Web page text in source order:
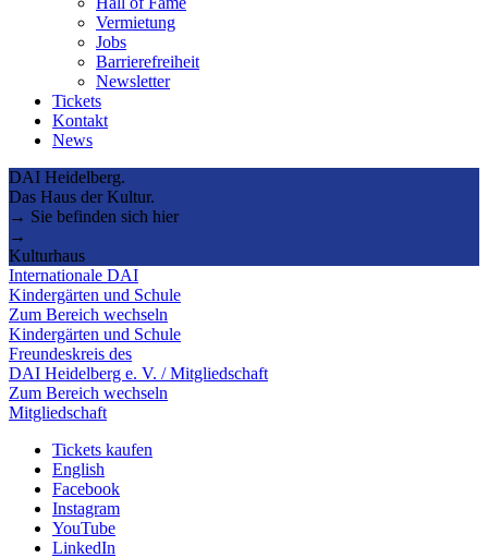
Vermietung
Jobs
Barrierefreiheit
Newsletter
Tickets
Kontakt
News
DAI Heidelberg.
Das Haus der Kultur.
→ Sie befinden sich hier
→
Kulturhaus
Internationale DAI
Kindergärten und Schule
Zum Bereich wechseln
Kindergärten und Schule
Freundeskreis des
DAI Heidelberg e. V. / Mitgliedschaft
Zum Bereich wechseln
Mitgliedschaft
Tickets kaufen
English
Facebook
Instagram
YouTube
LinkedIn